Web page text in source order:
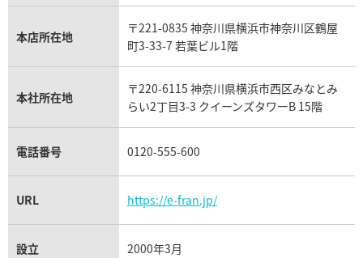
カルティエ買取
フランク ミュラー買取
リシャール・ミル買取
パネライ買取
チューダー（チュードル）買取
本店所在地
〒221-0835 神奈川県横浜市神奈川区鶴屋
町3-33-7 若葉ビル1階
本社所在地
〒220-6115 神奈川県横浜市西区みなとみ
らい2丁目3-3 クイーンズタワーB 15階
電話番号 0120-555-600
URL https://e-fran.jp/
設立 2000年3月